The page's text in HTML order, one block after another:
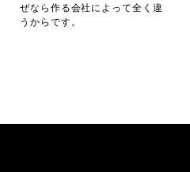
ぜなら作る会社によって全く違
うからです。